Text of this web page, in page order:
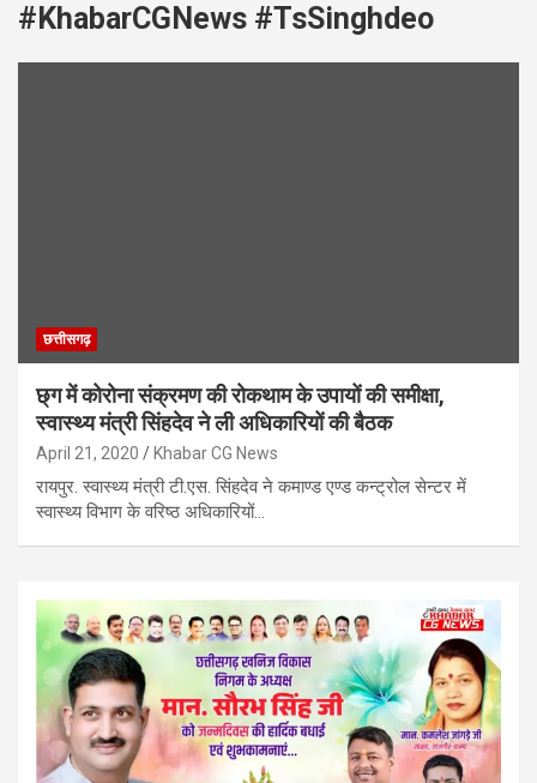
#KhabarCGNews #TsSinghdeo
छत्तीसगढ़
छ्ग में कोरोना संक्रमण की रोकथाम के उपायों की समीक्षा,
स्वास्थ्य मंत्री सिंहदेव ने ली अधिकारियों की बैठक
April 21, 2020 Khabar CG News
रायपुर. स्वास्थ्य मंत्री टी.एस. सिंहदेव ने कमाण्ड एण्ड कन्ट्रोल सेन्टर में
स्वास्थ्य विभाग के वरिष्ठ अधिकारियों…